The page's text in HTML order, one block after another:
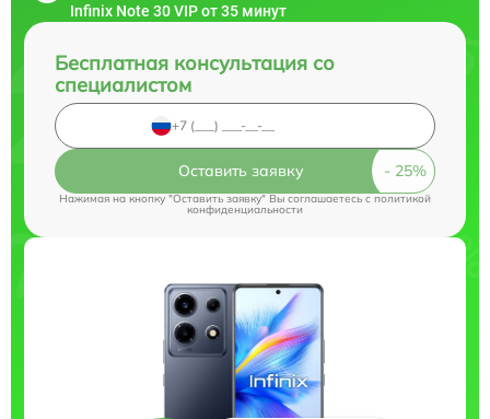
Infinix Note 30 VIP от 35 минут
Бесплатная консультация со
специалистом
Оставить заявку
Нажимая на кнопку "Оставить заявку" Вы соглашаетесь cполитикой
конфиденциальности